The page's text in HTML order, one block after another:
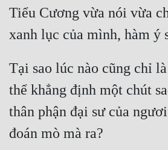
Đông Phương
Đông Phương Huyền Huyễn
Đồng Nhân
Cẩu Đạo Trường Sinh
Ngự Thú
Tiểu Cương vừa nói vừa
Tại sao lúc nào cũng chỉ
thể khẳng định một chút
thân phận đại sư của